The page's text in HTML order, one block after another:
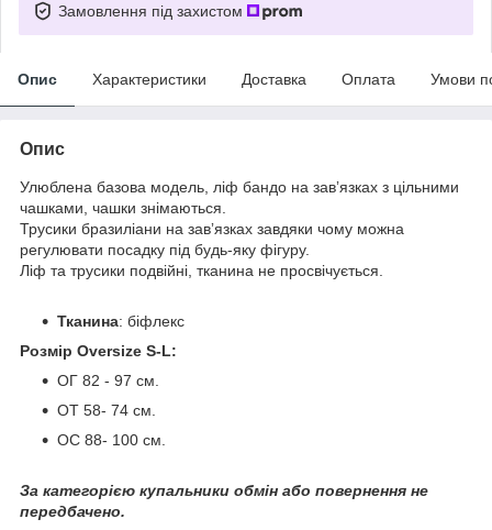
Замовлення під захистом
Опис Характеристики Доставка Оплата Умови
Опис
Улюблена базова модель, ліф бандо на завʼязках з цільними
чашками, чашки знімаються.
Трусики бразиліани на завʼязках завдяки чому можна
регулювати посадку під будь-яку фігуру.
Ліф та трусики подвійні, тканина не просвічується.
Тканина: біфлекс
Розмір Oversize S-L:
ОГ 82 - 97 см.
ОТ 58- 74 см.
ОС 88- 100 см.
За категорією купальники обмін або повернення не
передбачено.